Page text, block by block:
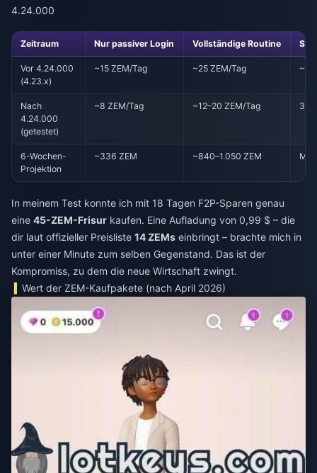
4.24.000
Zeitraum Nur passiver Login Vollständige Routine
Vor 4.24.000
(4.23.x)
~15 ZEM/Tag ~25 ZEM/Tag ~2
Nach
4.24.000
(getestet)
~8 ZEM/Tag ~12–20 ZEM/Tag 3–5
6-Wochen-
Projektion
~336 ZEM ~840–1.050 ZEM
In meinem Test konnte ich mit 18 Tagen F2P-Sparen genau
eine 45-ZEM-Frisur kaufen. Eine Aufladung von 0,99 $ – die
dir laut offizieller Preisliste 14 ZEMs einbringt – brachte mich in
unter einer Minute zum selben Gegenstand. Das ist der
Kompromiss, zu dem die neue Wirtschaft zwingt.
Wert der ZEM-Kaufpakete (nach April 2026)